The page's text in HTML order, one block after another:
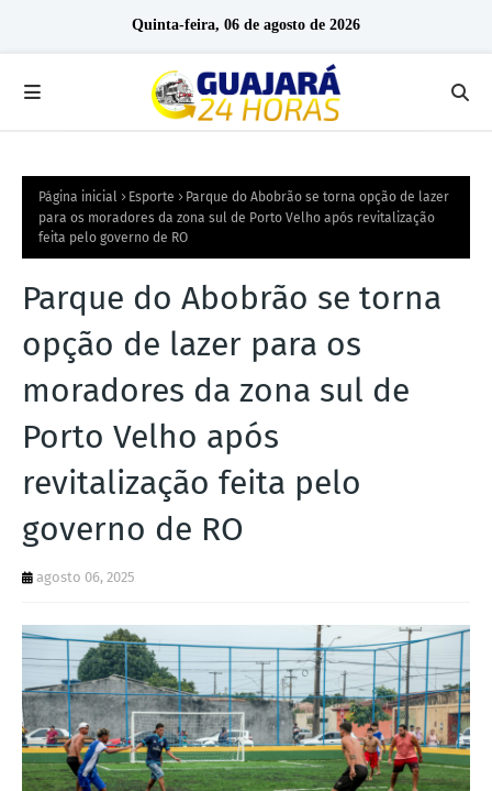
Quinta-feira, 06 de agosto de 2026
Página inicial Esporte
Parque do Abobrão se torna opção de lazer
para os moradores da zona sul de Porto Velho após revitalização
feita pelo governo de RO
Parque do Abobrão se torna
opção de lazer para os
moradores da zona sul de
Porto Velho após
revitalização feita pelo
governo de RO
agosto 06, 2025